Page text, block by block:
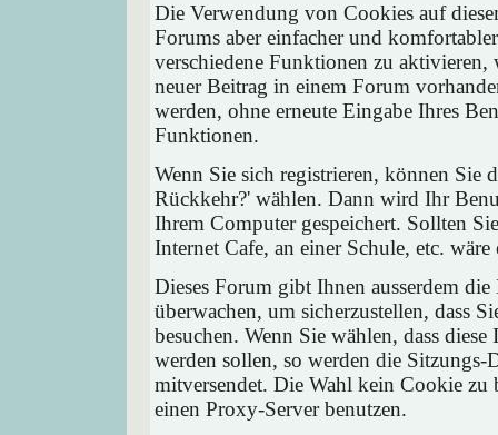
Die Verwendung von Cookies auf
Forums aber einfacher und
verschiedene Funktionen zu
neuer Beitrag in einem Forum
werden, ohne erneute Eingabe Ihres
Funktionen.
Wenn Sie sich registrieren, können Sie
Rückkehr?' wählen. Dann wird Ihr
Ihrem Computer gespeichert. Sollten
Internet Cafe, an einer Schule, etc.
Dieses Forum gibt Ihnen ausserdem
überwachen, um sicherzustellen, dass
besuchen. Wenn Sie wählen, dass
werden sollen, so werden die
mitversendet. Die Wahl kein Cookie zu
einen Proxy-Server benutzen.